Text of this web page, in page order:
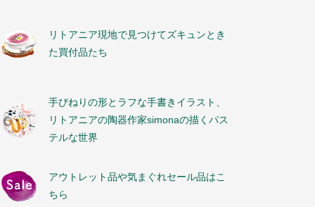
リトアニア現地で見つけてズキュンとき
た買付品たち
手びねりの形とラフな手書きイラスト、
リトアニアの陶器作家simonaの描くパス
テルな世界
アウトレット品や気まぐれセール品はこ
ちら